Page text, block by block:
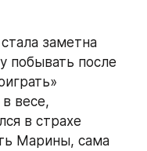
заметна
побывать после
весе,
в страхе
Марины, сама